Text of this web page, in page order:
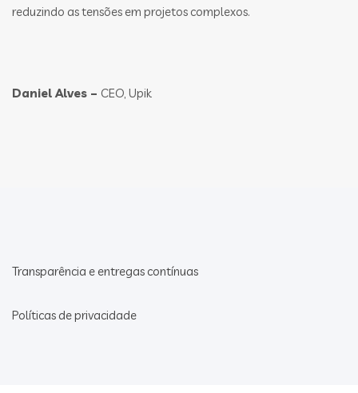
reduzindo as tensões em projetos complexos.
Daniel Alves – CEO, Upik
Transparência e entregas contínuas
Políticas de privacidade